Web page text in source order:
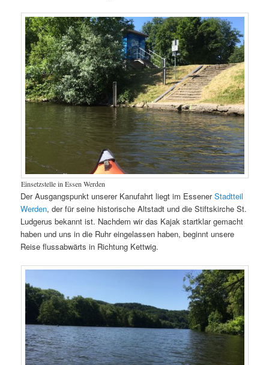
Einsetzstelle in Essen Werden
Der Ausgangspunkt unserer Kanufahrt liegt im EssenerStadtteil
Werden, der für seine historische Altstadt und die Stiftskirche St.
Ludgerus bekannt ist. Nachdem wir das Kajak startklar gemacht
haben und uns in die Ruhr eingelassen haben, beginnt unsere
Reise flussabwärts in Richtung Kettwig.